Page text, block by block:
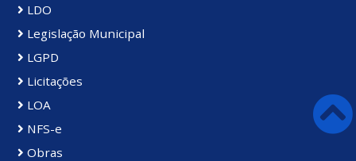
LDO
Legislação Municipal
LGPD
Licitações
LOA
NFS-e
Obras